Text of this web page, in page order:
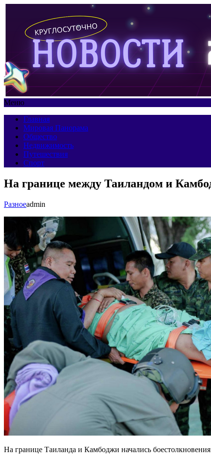
Меню
Главная
Мировая Панорама
Общество
Недвижимость
Путешествия
Спорт
На границе между Таиландом и
Разноеadmin
На границе Таиланда и Камбоджи начались